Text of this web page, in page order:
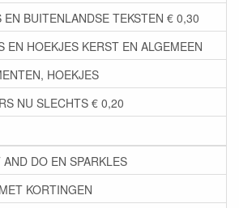
BUITENLANDSE TEKSTEN € 0,30
EN HOEKJES KERST EN ALGEMEEN
HOEKJES
NU SLECHTS € 0,20
DO EN SPARKLES
KORTINGEN